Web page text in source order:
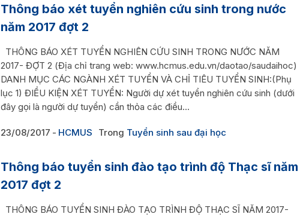
Thông báo xét tuyển nghiên cứu sinh trong nước
năm 2017 đợt 2
THÔNG BÁO XÉT TUYỂN NGHIÊN CỨU SINH TRONG NƯỚC NĂM
2017- ĐỢT 2 (Địa chỉ trang web: www.hcmus.edu.vn/daotao/saudaihoc)
DANH MỤC CÁC NGÀNH XÉT TUYỂN VÀ CHỈ TIÊU TUYỂN SINH:(Phụ
lục 1) ĐIỀU KIỆN XÉT TUYỂN: Người dự xét tuyển nghiên cứu sinh (dưới
đây gọi là người dự tuyển) cần thỏa các điều...
23/08/2017 HCMUS Trong Tuyển sinh sau đại học
Thông báo tuyển sinh đào tạo trình độ Thạc sĩ năm
2017 đợt 2
THÔNG BÁO TUYỂN SINH ĐÀO TẠO TRÌNH ĐỘ THẠC SĨ NĂM 2017-